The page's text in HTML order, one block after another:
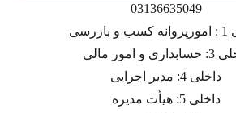
03136635049
و امور مالی
داخلی 4: مدیر اجرایی
داخلی 5: هیأت مدیره